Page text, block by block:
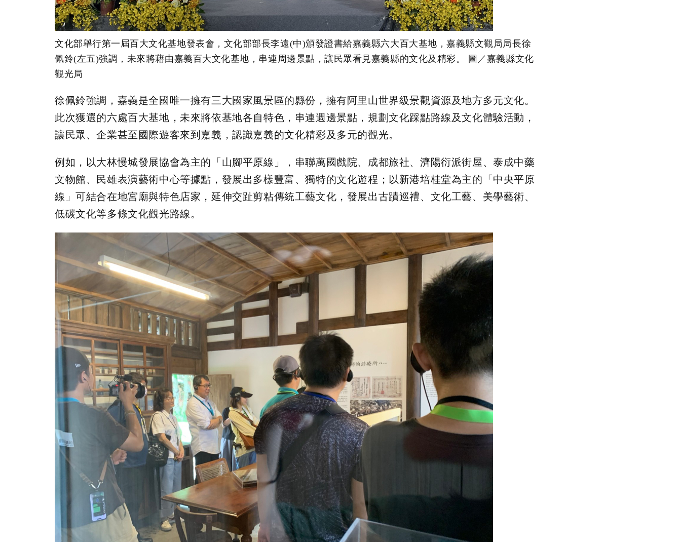
文化部舉行第一屆百大文化基地發表會，文化部部長李遠(中)頒發證書給嘉義縣六大百大基地，嘉義縣文觀局局長徐
佩鈴(左五)強調，未來將藉由嘉義百大文化基地，串連周邊景點，讓民眾看見嘉義縣的文化及精彩。 圖／嘉義縣文化
觀光局
徐佩鈴強調，嘉義是全國唯一擁有三大國家風景區的縣份，擁有阿里山世界級景觀資源及地方多元文化。
此次獲選的六處百大基地，未來將依基地各自特色，串連週邊景點，規劃文化踩點路線及文化體驗活動，
讓民眾、企業甚至國際遊客來到嘉義，認識嘉義的文化精彩及多元的觀光。
例如，以大林慢城發展協會為主的「山腳平原線」，串聯萬國戲院、成都旅社、濟陽衍派街屋、泰成中藥
文物館、民雄表演藝術中心等據點，發展出多樣豐富、獨特的文化遊程；以新港培桂堂為主的「中央平原
線」可結合在地宮廟與特色店家，延伸交趾剪粘傳統工藝文化，發展出古蹟巡禮、文化工藝、美學藝術、
低碳文化等多條文化觀光路線。